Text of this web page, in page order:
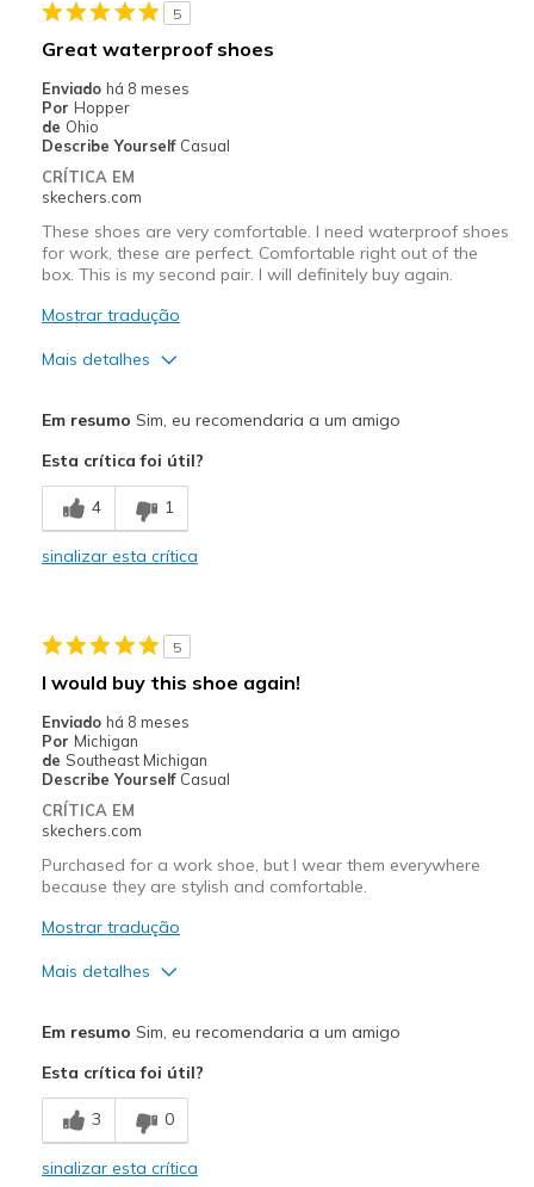
Feels true to width
Sizing
Feels true to size
View On Shoes
5
Great waterproof shoes
Enviado há 8 meses
Por Hopper
de Ohio
Describe Yourself Casual
CRÍTICA EM
skechers.com
These shoes are very comfortable. I need waterproof shoes
for work, these are perfect. Comfortable right out of the
box. This is my second pair. I will definitely buy again.
Mostrar tradução
Mais detalhes
Breathe Well
Comfortable
Casual Wear
Width
Sizing
View On Shoes
Shoes are for Wearing
Em resumo Sim, eu recomendaria a um amigo
Esta crítica foi útil?
4 1
sinalizar esta crítica
5
I would buy this shoe again!
Enviado há 8 meses
Por Michigan
de Southeast Michigan
Describe Yourself Casual
CRÍTICA EM
skechers.com
Purchased for a work shoe, but I wear them everywhere
because they are stylish and comfortable.
Mostrar tradução
Mais detalhes
Breathe Well
Comfortable
Em resumo Sim, eu recomendaria a um amigo
Esta crítica foi útil?
3 0
sinalizar esta crítica